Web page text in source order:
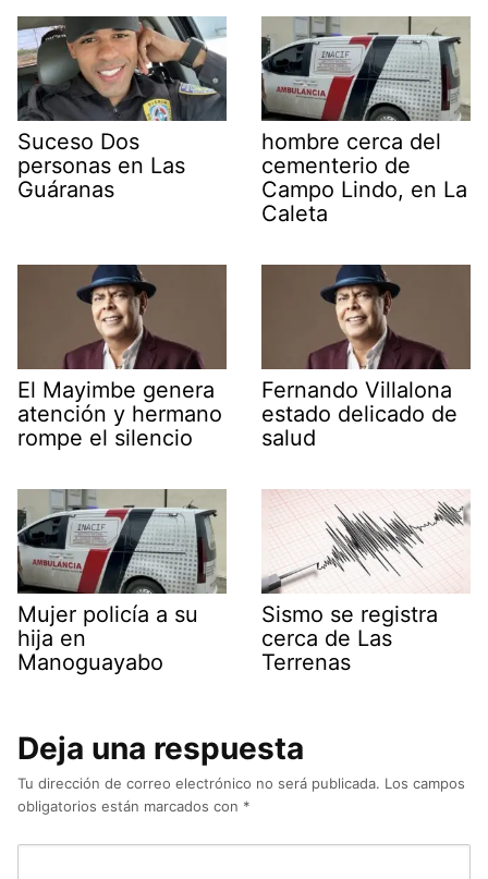
Suceso Dos
personas en Las
Guáranas
hombre cerca del
cementerio de
Campo Lindo, en La
Caleta
El Mayimbe genera
atención y hermano
rompe el silencio
Fernando Villalona
estado delicado de
salud
Mujer policía a su
hija en
Manoguayabo
Sismo se registra
cerca de Las
Terrenas
Deja una respuesta
Tu dirección de correo electrónico no será publicada. Los campos
obligatorios están marcados con *